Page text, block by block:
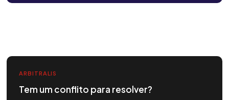
ARBITRALIS
Tem um conflito para resolver?